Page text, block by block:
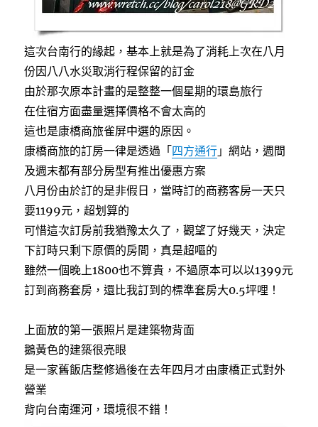
這次台南行的緣起，基本上就是為了消耗上次在八月
份因八八水災取消行程保留的訂金
由於那次原本計畫的是整整一個星期的環島旅行
在住宿方面盡量選擇價格不會太高的
這也是康橋商旅雀屏中選的原因。
康橋商旅的訂房一律是透過「四方通行 」網站，週間
及週末都有部分房型有推出優惠方案
八月份由於訂的是非假日，當時訂的商務客房一天只
要1199元，超划算的
可惜這次訂房前我猶豫太久了，觀望了好幾天，決定
下訂時只剩下原價的房間，真是超嘔的
雖然一個晚上1800也不算貴，不過原本可以以1399元
訂到商務套房，還比我訂到的標準套房大0.5坪哩！
上面放的第一張照片是建築物背面
鵝黃色的建築很亮眼
是一家舊飯店整修過後在去年四月才由康橋正式對外
營業
背向台南運河，環境很不錯！